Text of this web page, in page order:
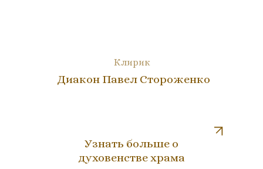
Клирик
Диакон Павел Стороженко
Узнать больше о
духовенстве храма